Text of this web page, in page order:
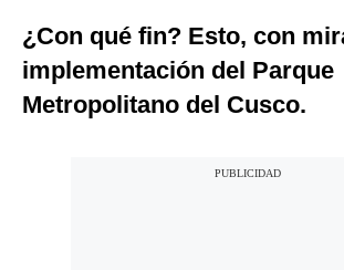
¿Con qué fin? Esto, con
implementación del Parque
Metropolitano del Cusco.